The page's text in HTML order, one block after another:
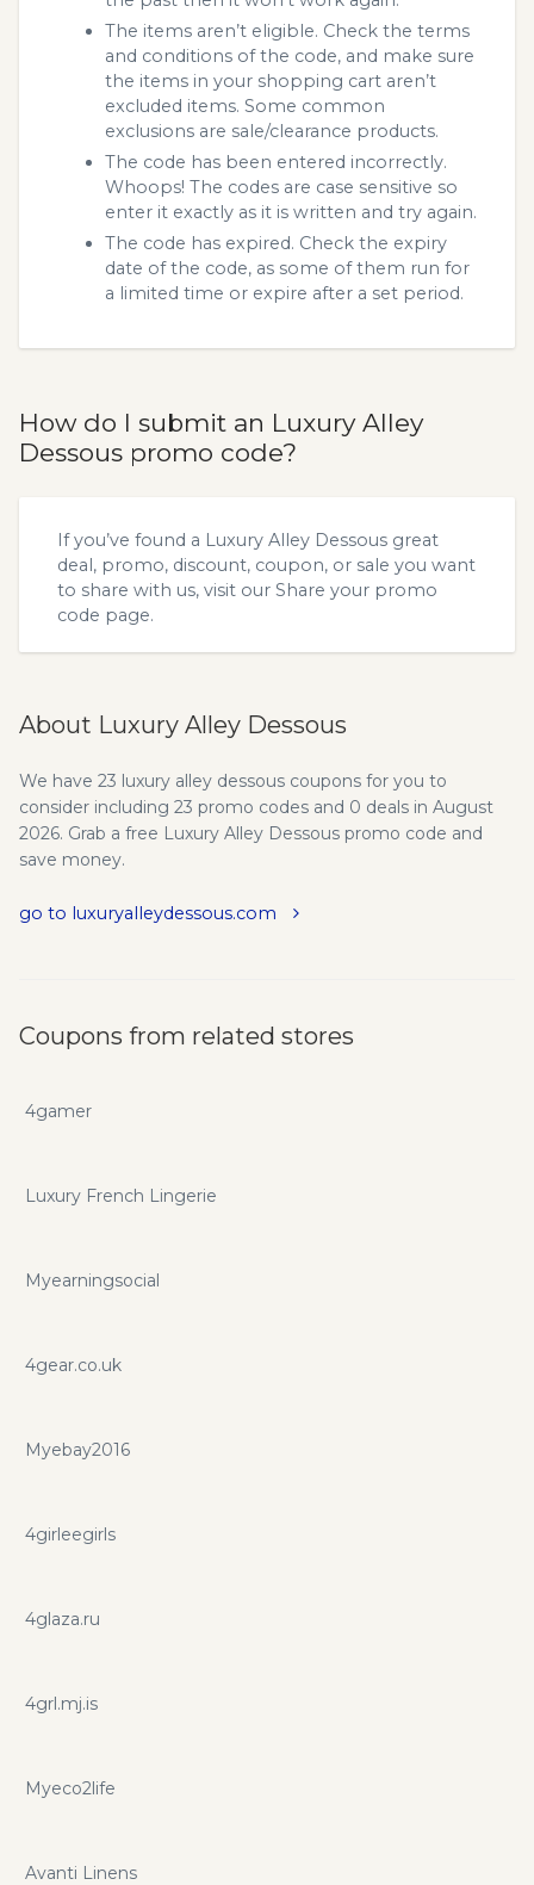
The items aren’t eligible. Check the terms
and conditions of the code, and make sure
the items in your shopping cart aren’t
excluded items. Some common
exclusions are sale/clearance products.
The code has been entered incorrectly.
Whoops! The codes are case sensitive so
enter it exactly as it is written and try again.
The code has expired. Check the expiry
date of the code, as some of them run for
a limited time or expire after a set period.
How do I submit an Luxury Alley
Dessous promo code?
If you’ve found a Luxury Alley Dessous great
deal, promo, discount, coupon, or sale you want
to share with us, visit our Share your promo
code page.
About Luxury Alley Dessous
We have 23 luxury alley dessous coupons for you to
consider including 23 promo codes and 0 deals in August
2026. Grab a free Luxury Alley Dessous promo code and
save money.
go to luxuryalleydessous.com
Coupons from related stores
4gamer
Luxury French Lingerie
Myearningsocial
4gear.co.uk
Myebay2016
4girleegirls
4glaza.ru
4grl.mj.is
Myeco2life
Avanti Linens